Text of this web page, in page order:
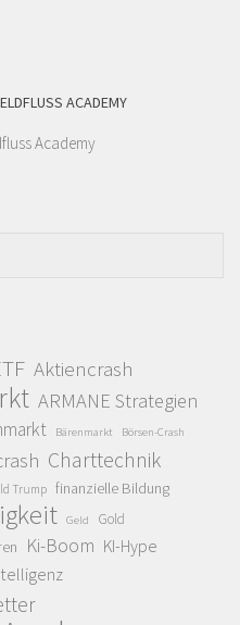
ACADEMY
Aktiencrash
ARMANE Strategien
Bärenmarkt Börsen-Crash
Charttechnik
Trump finanzielle Bildung
Geld Gold
Ki-Boom KI-Hype